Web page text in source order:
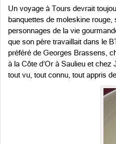
Un voyage à Tours devrait
banquettes de moleskine
personnages de la vie
que son père travaillait dans le
préféré de Georges Brassens,
à la Côte d’Or à Saulieu et
tout vu, tout connu, tout appris